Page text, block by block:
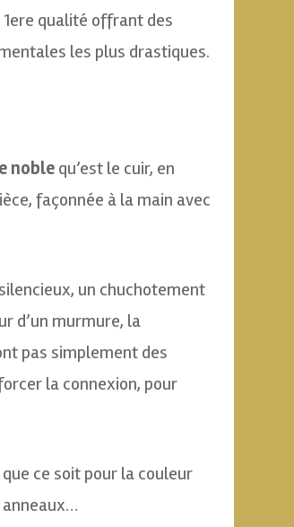
qualité offrant des
les plus drastiques.
noblequ’est le cuir, en
façonnée à la main avec
un chuchotement
d’un murmure, la
pas simplement des
la connexion, pour
ce soit pour la couleur
anneaux…